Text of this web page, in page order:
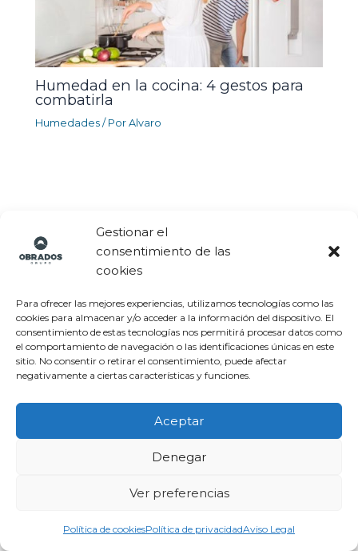
Gestionar el
consentimiento de las
cookies
Para ofrecer las mejores experiencias, utilizamos tecnologías como las
cookies para almacenar y/o acceder a la información del dispositivo. El
consentimiento de estas tecnologías nos permitirá procesar datos como
el comportamiento de navegación o las identificaciones únicas en este
sitio. No consentir o retirar el consentimiento, puede afectar
negativamente a ciertas características y funciones.
Aceptar
Denegar
Ver preferencias
Política de cookiesPolítica de privacidadAviso Legal
Humedad en la cocina: 4 gestos para
combatirla
Humedades / PorAlvaro
¿Tienes problemas de humedades?
No te preocupes te ayudaremos
encantados.
Pide un diagnostico ¡AHORA!
Diagnostico Gratis
Otros servicios del Grupo
Obrados